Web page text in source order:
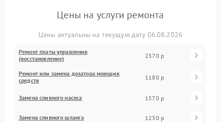
Цены на услуги ремонта
Цены актуальны на текущую дату 06.08.2026
Ремонт платы управления
(восстановление)
2570 р
Ремонт или замена дозатора моющих
средств
1180 р
Замена сливного насоса 1570 р
Замена сливного шланга 1230 р